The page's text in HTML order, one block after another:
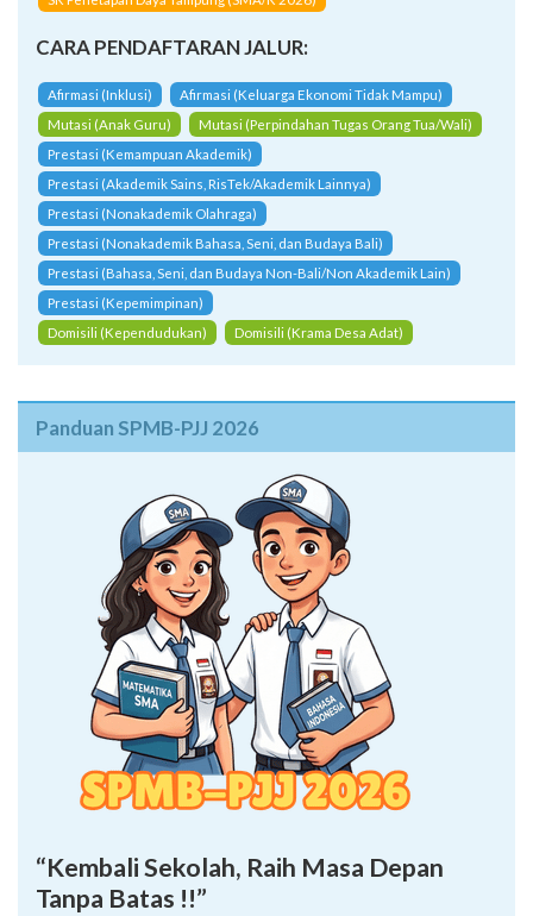
CARA PENDAFTARAN JALUR:
Afirmasi (Inklusi)
Afirmasi (Keluarga Ekonomi Tidak Mampu)
Mutasi (Anak Guru)
Mutasi (Perpindahan Tugas Orang Tua/Wali)
Prestasi (Kemampuan Akademik)
Prestasi (Akademik Sains, RisTek/Akademik Lainnya)
Prestasi (Nonakademik Olahraga)
Prestasi (Nonakademik Bahasa, Seni, dan Budaya Bali)
Prestasi (Bahasa, Seni, dan Budaya Non-Bali/Non Akademik Lain)
Prestasi (Kepemimpinan)
Domisili (Kependudukan)
Domisili (Krama Desa Adat)
Panduan SPMB-PJJ 2026
“Kembali Sekolah, Raih Masa Depan
Tanpa Batas !!”